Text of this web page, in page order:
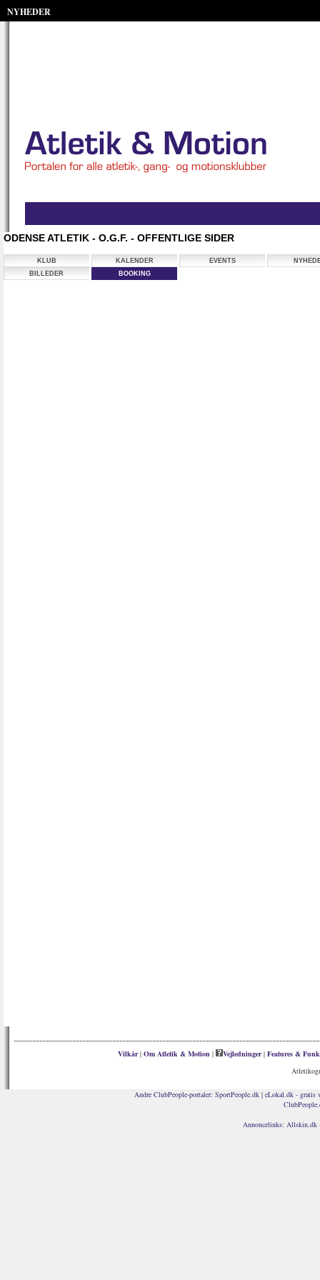
NYHEDER
ODENSE ATLETIK - O.G.F. - OFFENTLIGE SIDER
KLUB KALENDER EVENTS
BILLEDER
BOOKING
Vilkår| Om Atletik & Motion | Vejledninger| Features &
Andre ClubPeople-portaler: SportPeople.dk| eLokal.dk - gratis
Annoncelinks: Allskin.dk